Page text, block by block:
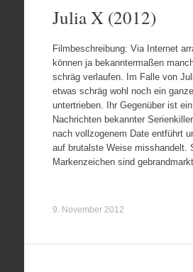
Julia X (2012)
Filmbeschreibung: Via Internet
können ja bekanntermaßen
schräg verlaufen. Im Falle von
etwas schräg wohl noch ein
untertrieben. Ihr Gegenüber ist
Nachrichten bekannter
nach vollzogenem Date entführt
auf brutalste Weise misshandelt.
Markenzeichen sind
9. November 2012